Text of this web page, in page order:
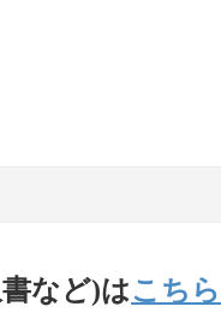
など)はこちら